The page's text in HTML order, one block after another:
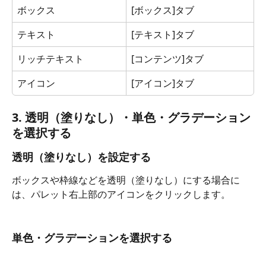
ボックス
[ボックス]タブ
テキスト
[テキスト]タブ
リッチテキスト
[コンテンツ]タブ
アイコン
[アイコン]タブ
3. 透明（塗りなし）・単色・グラデーション
を選択する
透明（塗りなし）を設定する
ボックスや枠線などを透明（塗りなし）にする場合に
は、パレット右上部のアイコンをクリックします。
単色・グラデーションを選択する